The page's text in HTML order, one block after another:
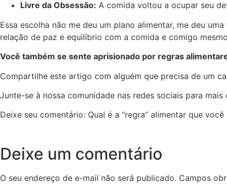
Livre da Obsessão: A comida voltou a ocupar seu
Essa escolha não me deu um plano alimentar, me deu
relação de paz e equilíbrio com a comida e comigo
Você também se sente aprisionado por regras
Compartilhe este artigo com alguém que precisa de um
Junte-se à nossa comunidade nas redes sociais para
Deixe seu comentário: Qual é a “regra” alimentar que
Deixe um comentário
O seu endereço de e-mail não será publicado. Campos